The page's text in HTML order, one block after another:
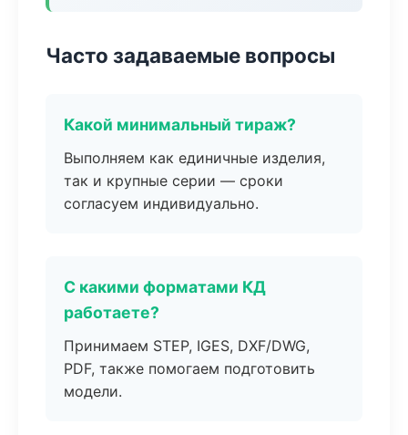
Часто задаваемые вопросы
Какой минимальный тираж?
Выполняем как единичные изделия,
так и крупные серии — сроки
согласуем индивидуально.
С какими форматами КД
работаете?
Принимаем STEP, IGES, DXF/DWG,
PDF, также помогаем подготовить
модели.